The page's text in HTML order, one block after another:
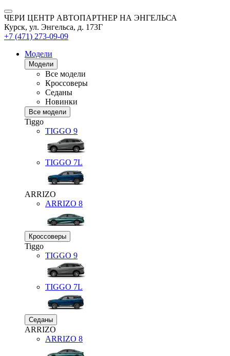
ЧЕРИ ЦЕНТР АВТОПАРТНЕР НА ЭНГЕЛЬСА
Курск, ул. Энгельса, д. 173Г
+7 (471) 273-09-09
Модели
Модели
Все модели
Кроссоверы
Седаны
Новинки
Все модели
Tiggo
TIGGO 9
TIGGO 7L
ARRIZO
ARRIZO 8
Кроссоверы
Tiggo
TIGGO 9
TIGGO 7L
Седаны
ARRIZO
ARRIZO 8